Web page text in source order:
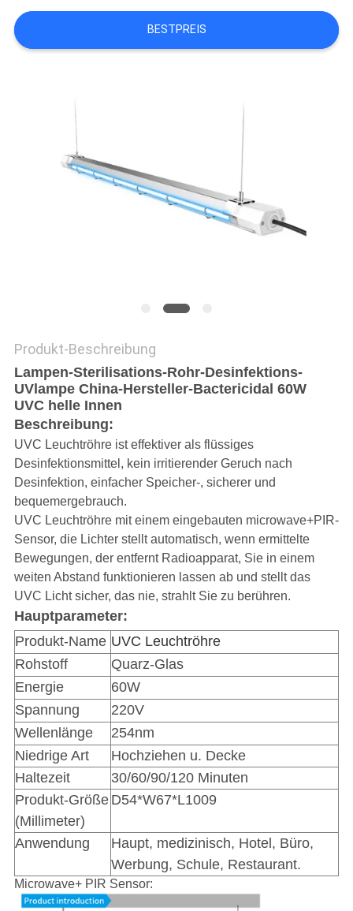
FORDERN
SIE
SITEMAP
BESTPREIS
Produkt-Beschreibung
Lampen-Sterilisations-Rohr-Desinfektions-
UVlampe China-Hersteller-Bactericidal 60W
UVC helle Innen
Beschreibung:
UVC Leuchtröhre ist effektiver als flüssiges
Desinfektionsmittel, kein irritierender Geruch nach
Desinfektion, einfacher Speicher-, sicherer und
bequemergebrauch.
UVC Leuchtröhre mit einem eingebauten microwave+PIR-
Sensor, die Lichter stellt automatisch, wenn ermittelte
Bewegungen, der entfernt Radioapparat, Sie in einem
weiten Abstand funktionieren lassen ab und stellt das
UVC Licht sicher, das nie, strahlt Sie zu berühren.
Hauptparameter:
Produkt-Name UVC Leuchtröhre
Rohstoff
Quarz-Glas
Energie
60W
Spannung
220V
Wellenlänge
254nm
Niedrige Art
Hochziehen u. Decke
Haltezeit
30/60/90/120 Minuten
Produkt-Größe
(Millimeter)
D54*W67*L1009
Anwendung
Haupt, medizinisch, Hotel, Büro,
Werbung, Schule, Restaurant.
Microwave+ PIR Sensor: